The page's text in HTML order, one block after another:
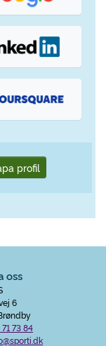
profil
oss
6
73 84